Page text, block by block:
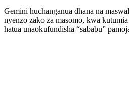
Gemini huchanganua dhana na
nyenzo zako za masomo, kwa
hatua unaokufundisha “sababu”